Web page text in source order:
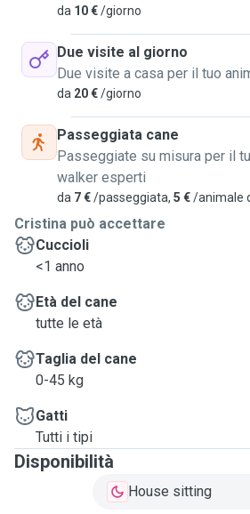
da 10 €/giorno
Due visite al giorno
Due visite a casa per il tuo
da 20 €/giorno
Passeggiata cane
Passeggiate su misura per il
walker esperti
da 7 €/passeggiata, 5 €/animale
Cristina può accettare
Cuccioli
<1 anno
Età del cane
tutte le età
Taglia del cane
0-45 kg
Gatti
Tutti i tipi
Disponibilità
House sitting